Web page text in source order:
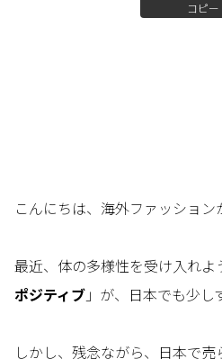
コピー
こんにちは、海外ファッション
最近、体の多様性を受け入れ
ポジティブ 」が、日本でも少し
しかし、残念ながら、日本で